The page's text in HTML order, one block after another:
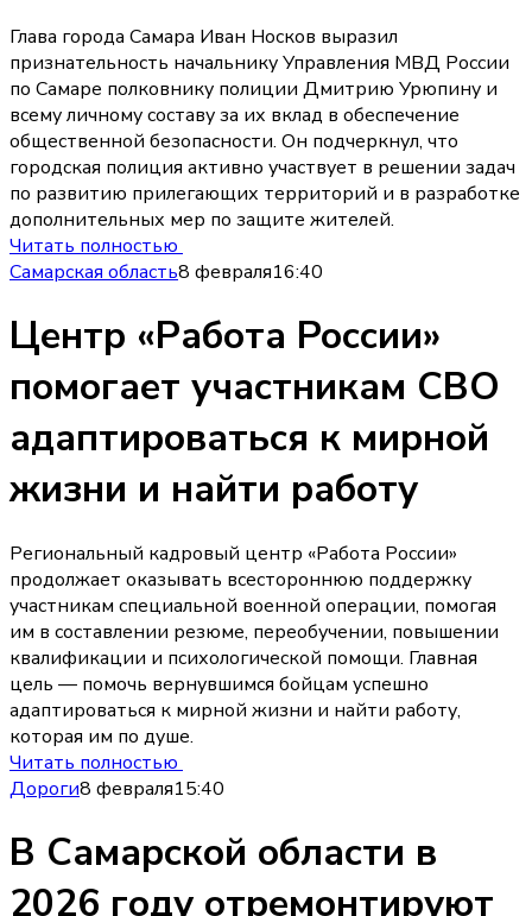
Глава города Самара Иван Носков выразил
признательность начальнику Управления МВД России
по Самаре полковнику полиции Дмитрию Урюпину и
всему личному составу за их вклад в обеспечение
общественной безопасности. Он подчеркнул, что
городская полиция активно участвует в решении задач
по развитию прилегающих территорий и в разработке
дополнительных мер по защите жителей.
Читать полностью
Самарская область8 февраля16:40
Центр «Работа России»
помогает участникам СВО
адаптироваться к мирной
жизни и найти работу
Региональный кадровый центр «Работа России»
продолжает оказывать всестороннюю поддержку
участникам специальной военной операции, помогая
им в составлении резюме, переобучении, повышении
квалификации и психологической помощи. Главная
цель — помочь вернувшимся бойцам успешно
адаптироваться к мирной жизни и найти работу,
которая им по душе.
Читать полностью
Дороги8 февраля15:40
В Самарской области в
2026 году отремонтируют